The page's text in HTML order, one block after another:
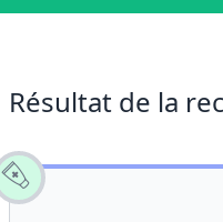
Résultat de la